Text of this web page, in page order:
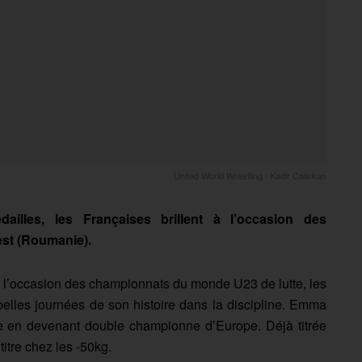
les Françaises brillent à l’occasion des
(Roumanie).
des championnats du monde U23 de lutte, les
journées de son histoire dans la discipline. Emma
devenant double championne d’Europe. Déjà titrée
chez les -50kg.